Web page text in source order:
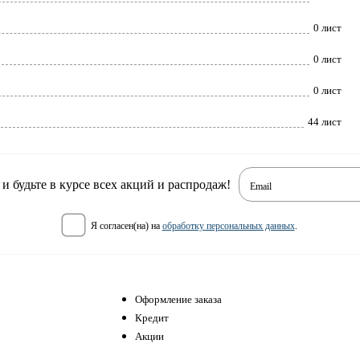
0 лист
0 лист
0 лист
44 лист
будьте в курсе всех акций и распродаж! Email
я согласен(на) на обработку персональных данных.
Оформление заказа
Кредит
Акции